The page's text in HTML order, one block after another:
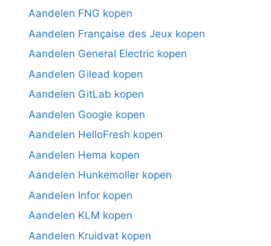
Aandelen FNG kopen
Aandelen Française des Jeux kopen
Aandelen General Electric kopen
Aandelen Gilead kopen
Aandelen GitLab kopen
Aandelen Google kopen
Aandelen HelloFresh kopen
Aandelen Hema kopen
Aandelen Hunkemoller kopen
Aandelen Infor kopen
Aandelen KLM kopen
Aandelen Kruidvat kopen